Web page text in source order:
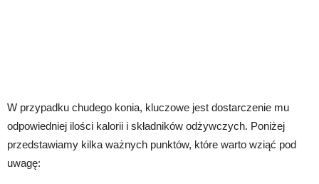
W przypadku chudego konia, kluczowe jest dostarczenie mu
odpowiedniej ilości kalorii i składników odżywczych. Poniżej
przedstawiamy kilka ważnych punktów, które warto wziąć pod
uwagę: